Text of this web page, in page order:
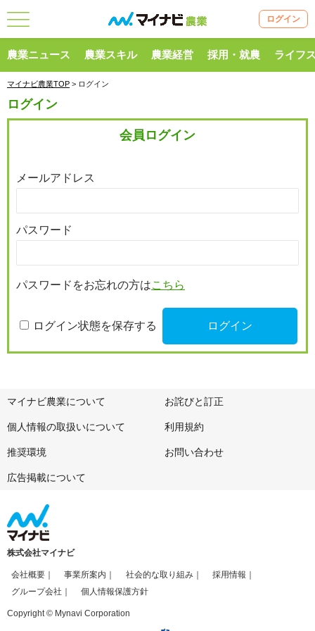
ログイン
農業ニュース 農業スキル 農業経営 採用・就農 ライフ
マイナビ農業TOP > ログイン
ログイン
会員ログイン
メールアドレス
パスワード
パスワードをお忘れの方はこちら
ログイン状態を保存する
マイナビ農業について お詫びと訂正
個人情報の取扱いについて 利用規約
推奨環境 お問い合わせ
広告掲載について
株式会社マイナビ
会社概要 事業所案内 社会的な取り組み
採用情報
グループ会社
個人情報保護方針
Copyright © Mynavi Corporation